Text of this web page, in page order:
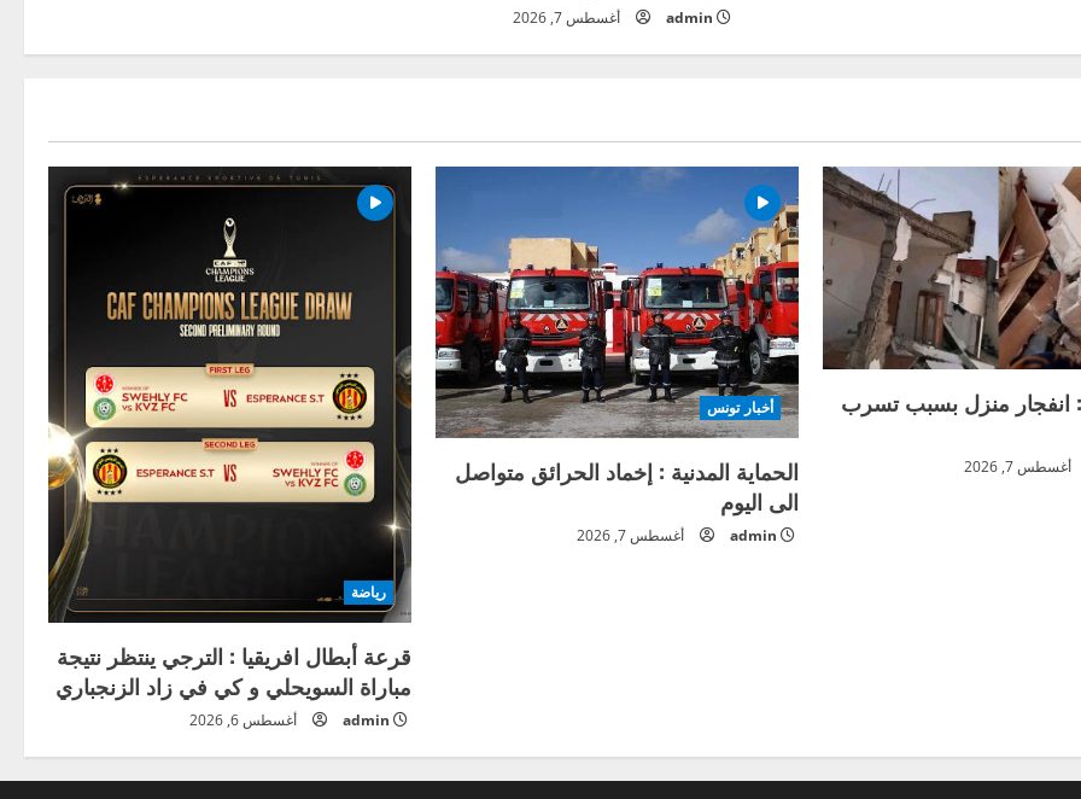
admin أغسطس 7, 2026
انفجار منزل بسبب تسرب
أغسطس 7, 2026
أخبار تونس
الحماية المدنية : إخماد الحرائق متواصل
الى اليوم
admin أغسطس 7, 2026
رياضة
قرعة أبطال افريقيا : الترجي ينتظر نتيجة
مباراة السويحلي و كي في زاد الزنجباري
admin أغسطس 6, 2026